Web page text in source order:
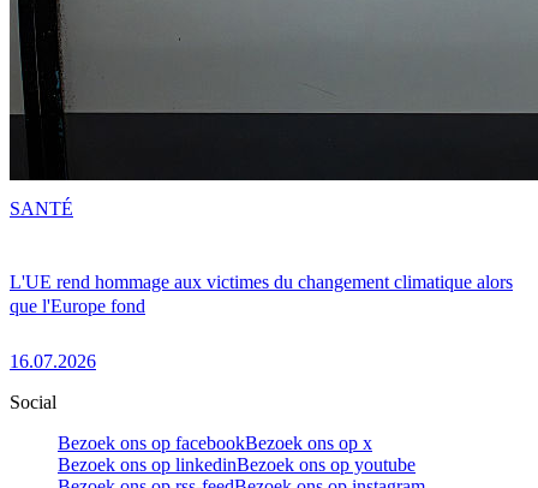
L'UE rend hommage aux victimes du changement climatique alors
que l'Europe fond
16.07.2026
SANTÉ
Social
Bezoek ons op facebookBezoek ons op x
Bezoek ons op linkedinBezoek ons op youtube